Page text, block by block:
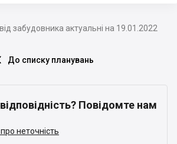
від забудовника актуальні на 19.01.2022
До списку планувань
Повідомте нам
неточність